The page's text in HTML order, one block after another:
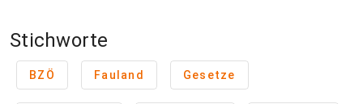
Stichworte
BZÖ Fauland Gesetze